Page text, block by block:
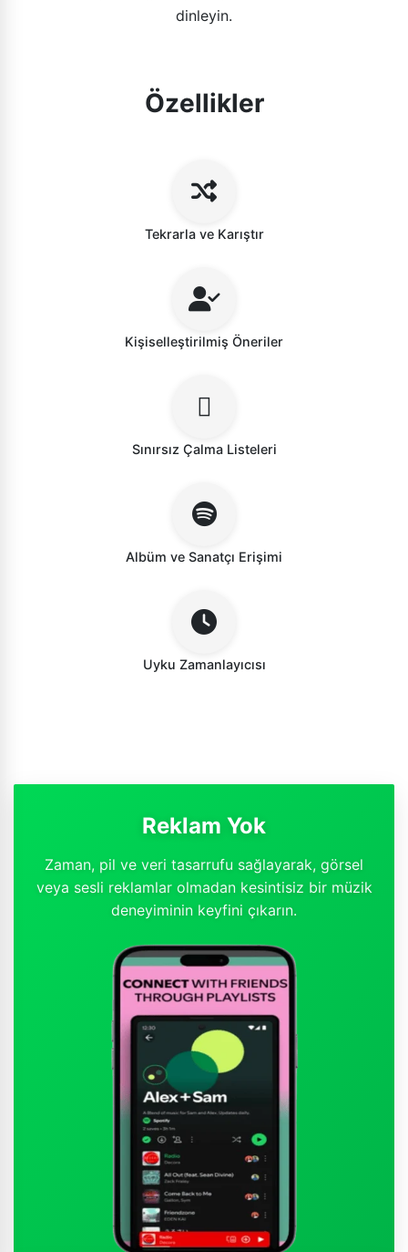
dinleyin.
Özellikler
Tekrarla ve Karıştır
Kişiselleştirilmiş Öneriler
Sınırsız Çalma Listeleri
Albüm ve Sanatçı Erişimi
Uyku Zamanlayıcısı
Reklam Yok
Zaman, pil ve veri tasarrufu sağlayarak, görsel
veya sesli reklamlar olmadan kesintisiz bir müzik
deneyiminin keyfini çıkarın.